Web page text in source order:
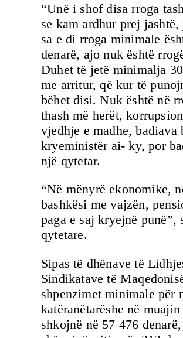
“Unë i shof disa rroga
se kam ardhur prej
sa e di rroga minimale
denarë, ajo nuk është
Duhet të jetë minimalja
me arritur, që kur të
bëhet disi. Nuk është në
thash më herët,
vjedhje e madhe, badiava
kryeministër ai- ky, por
një qytetar.
“Në mënyrë ekonomike,
bashkësi me vajzën,
paga e saj kryejnë punë”,
qytetare.
Sipas të dhënave të
Sindikatave të
shpenzimet minimale për
katëranëtarëshe në
shkojnë në 57 476 denarë,